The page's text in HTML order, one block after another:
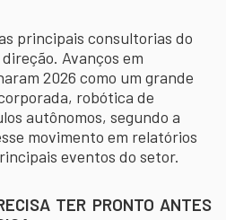
principais consultorias do
Avanços em
2026 como um grande
robótica de
autônomos, segundo a
movimento em relatórios
eventos do setor.
TER PRONTO ANTES